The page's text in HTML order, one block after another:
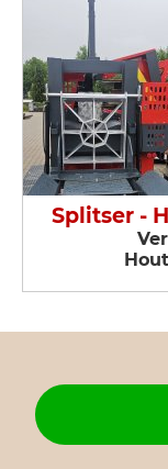
Splitser -